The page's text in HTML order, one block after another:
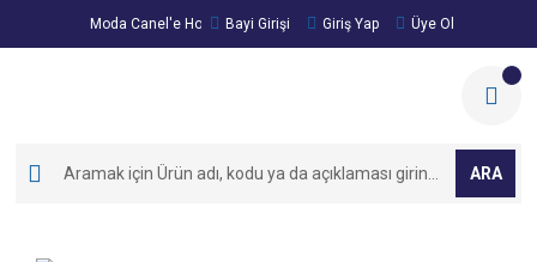
Moda Canel'e Hoşgeldiniz!
Bayi Girişi Giriş Yap Üye Ol
ARA